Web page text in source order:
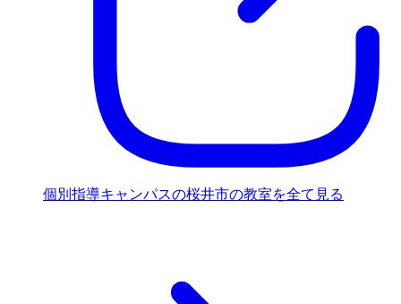
個別指導キャンパスの桜井市の教室を全て見る